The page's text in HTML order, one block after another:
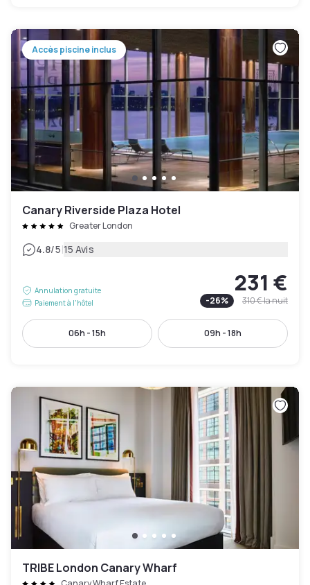
Accès piscine inclus
Canary Riverside Plaza Hotel
Greater London
4.8/5|15 Avis
Annulation gratuite
Paiement à l'hôtel
231 €
-26% 310 €la nuit
06h - 15h 09h - 18h
TRIBE London Canary Wharf